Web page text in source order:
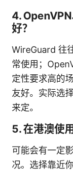
4.
好？
WireGuard 往
常使用；
定性要求高的
友好。实际选
来定。
5. 在港澳使
可能会有一定
况。选择靠近